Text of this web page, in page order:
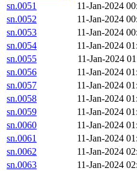
sn.0051
11-Jan-2024
sn.0052
11-Jan-2024
sn.0053
11-Jan-2024
sn.0054
11-Jan-2024
sn.0055
11-Jan-2024
sn.0056
11-Jan-2024
sn.0057
11-Jan-2024
sn.0058
11-Jan-2024
sn.0059
11-Jan-2024
sn.0060
11-Jan-2024
sn.0061
11-Jan-2024
sn.0062
11-Jan-2024
sn.0063
11-Jan-2024